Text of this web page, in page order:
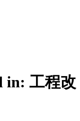
in: 工程改